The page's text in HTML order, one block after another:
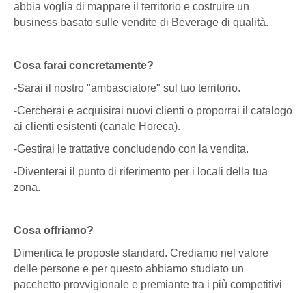
abbia voglia di mappare il territorio e costruire un
business basato sulle vendite di Beverage di qualità.
Cosa farai concretamente?
-Sarai il nostro "ambasciatore" sul tuo territorio.
-Cercherai e acquisirai nuovi clienti o proporrai il catalogo
ai clienti esistenti (canale Horeca).
-Gestirai le trattative concludendo con la vendita.
-Diventerai il punto di riferimento per i locali della tua
zona.
Cosa offriamo?
Dimentica le proposte standard. Crediamo nel valore
delle persone e per questo abbiamo studiato un
pacchetto provvigionale e premiante tra i più competitivi